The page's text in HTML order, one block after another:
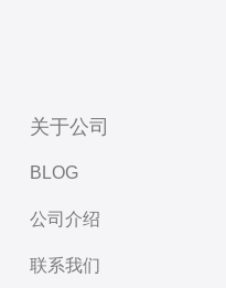
关于公司
BLOG
公司介绍
联系我们